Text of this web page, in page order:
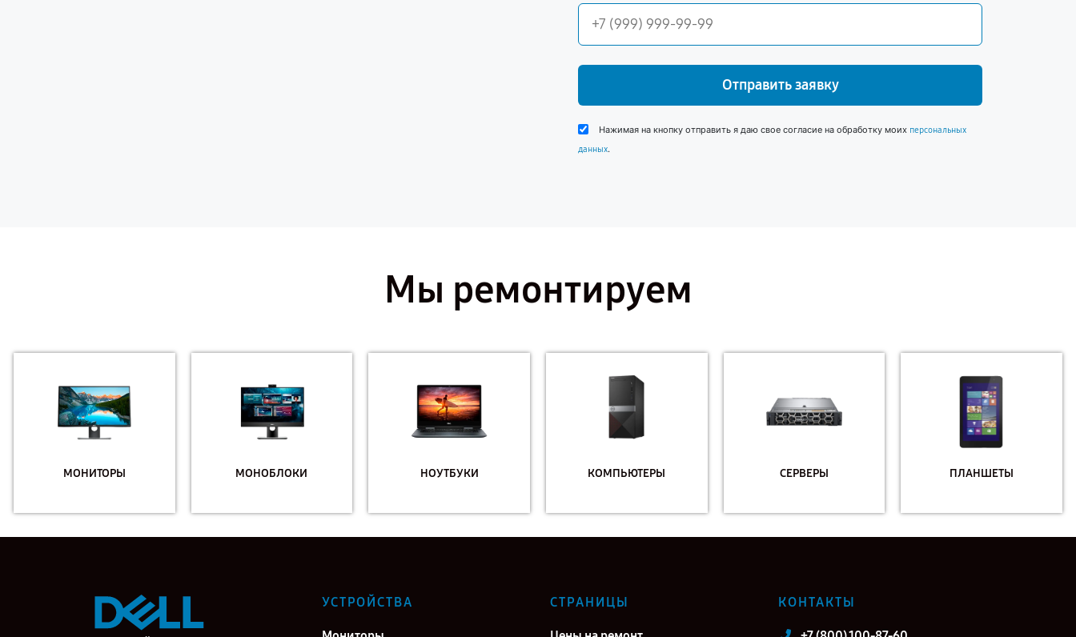
Отправить заявку
Нажимая на кнопку отправить я даю свое согласие на обработку моих персональных
данных.
Мы ремонтируем
МОНИТОРЫ МОНОБЛОКИ НОУТБУКИ КОМПЬЮТЕРЫ СЕРВЕРЫ ПЛАНШЕТЫ
УСТРОЙСТВА СТРАНИЦЫ КОНТАКТЫ